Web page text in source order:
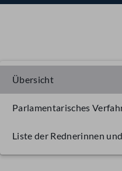
Übersicht
Parlamentarisches
Liste der Rednerinnen